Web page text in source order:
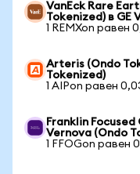
VanEck Rare
Tokenized) в GE
1 REMXon равен
Arteris (Ondo
Tokenized)
1 AIPon равен
Franklin Focused
Vernova (Ondo
1 FFOGon равен